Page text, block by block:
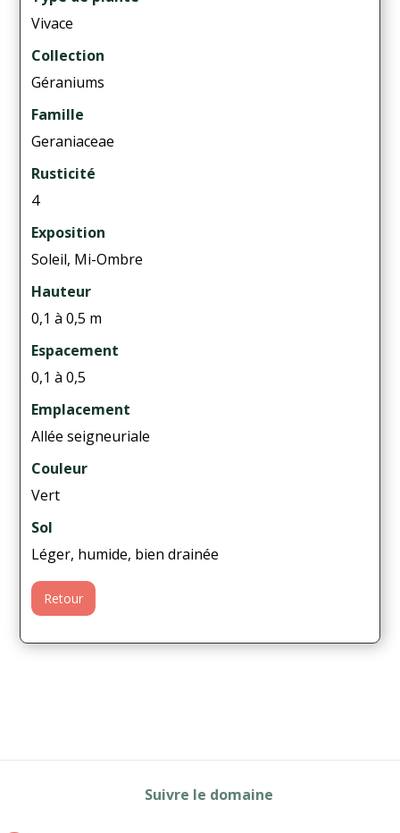
Vivace
Collection
Géraniums
Famille
Geraniaceae
Rusticité
4
Exposition
Soleil, Mi-Ombre
Hauteur
0,1 à 0,5 m
Espacement
0,1 à 0,5
Emplacement
Allée seigneuriale
Couleur
Vert
Sol
Léger, humide, bien drainée
Retour
Suivre le domaine